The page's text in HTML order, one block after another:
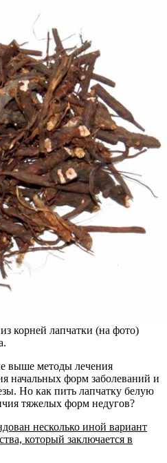
корней лапчатки (на фото)
выше методы лечения
начальных форм заболеваний и
Но как пить лапчатку белую
тяжелых форм недугов?
несколько иной вариант
который заключается в